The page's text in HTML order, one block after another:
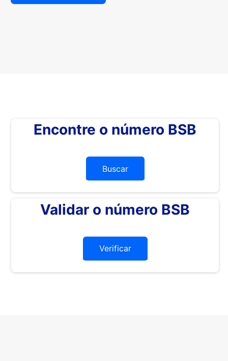
Encontre o número BSB
Buscar
Validar o número BSB
Verificar